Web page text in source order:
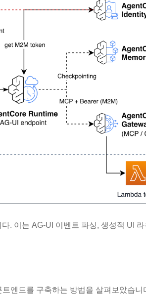
. 이는 AG-UI 이벤트 파싱, 생성적 UI
엔드를 구축하는 방법을 살펴보았습니